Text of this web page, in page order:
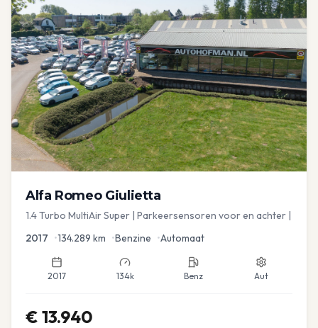
Alfa Romeo Giulietta
1.4 Turbo MultiAir Super | Parkeersensoren voor en achter |
2017 •134.289 km •Benzine •Automaat
2017 134k Benz Aut
€ 13.940